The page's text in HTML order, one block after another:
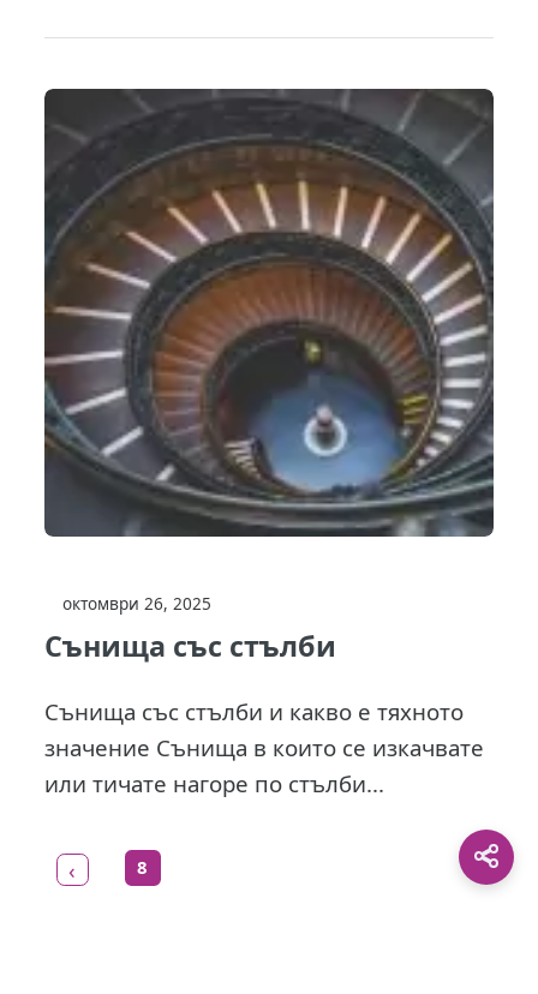
октомври 26, 2025
Сънища със стълби
Сънища със стълби и какво е тяхното
значение Сънища в които се изкачвате
или тичате нагоре по стълби...
8